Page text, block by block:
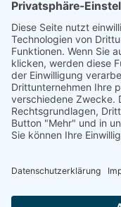
oder indirekt aus
entstehen.
Bei Verdacht auf
bitte Ihren Arzt,
Dagmar &
Autoren, Speaker
Entrepreneure,
Fitfor120 auf
Facebookgruppe